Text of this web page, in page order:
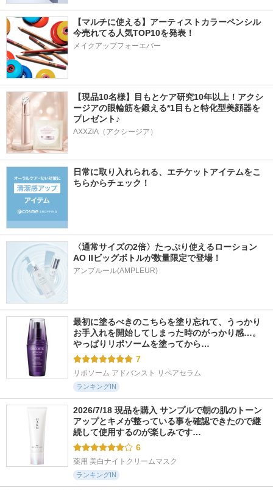
【マルチに使える】アーティストカラーペンシル
今売れてる人気TOP10を発表！
メイクアップフォーエバー
【現品10名様】目もとケア研究10年以上！アクシ
ージアの眼輪筋を鍛える*1目もと特化型美顔器を
プレゼント♪
AXXZIA（アクシージア）
日常に取り入れられる、エチケットアイテムをこ
ちらからチェック！
〈通常サイズの2倍〉たっぷり使えるローション
AO IIビッグボトルが数量限定で登場！
アンプルール(AMPLEUR)
最初に塗るべきのこちらを塗り忘れて、うっかり
お手入れを開始してしまった時のがっかり感…。
やっぱりリポソームを塗ってから…
7
リポソーム アドバンスト リペアセラム
ランキングIN
2026/7/18 現品を購入 サンプルで朝の肌のトーン
アップとキメが整っている事を確認できたので継
続して使用するのが楽しみです…
6
薬用 美白ナイトクリームマスク
ランキングIN